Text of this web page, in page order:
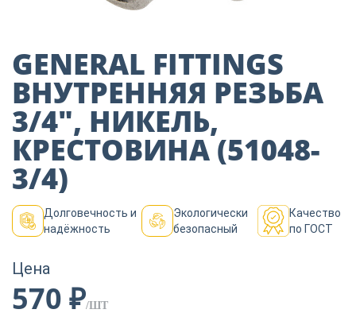
Пиломатериалы
Декор
Изоляция
Инструменты
GENERAL FITTINGS
ВНУТРЕННЯЯ РЕЗЬБА
3/4″, НИКЕЛЬ,
КРЕСТОВИНА (51048-
3/4)
Долговечность и
надёжность
Экологически
безопасный
Качество
по ГОСТ
Цена
570 ₽/ШТ